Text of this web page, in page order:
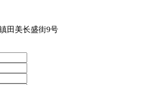
田美长盛街9号